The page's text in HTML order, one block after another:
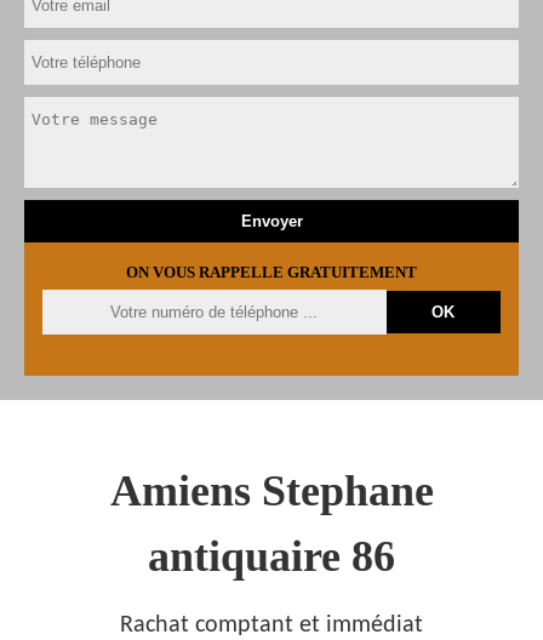
ON VOUS RAPPELLE GRATUITEMENT
Amiens Stephane
antiquaire 86
Rachat comptant et immédiat